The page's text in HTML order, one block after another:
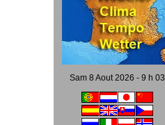
Sam 8 Aout 2026 - 9 h 03